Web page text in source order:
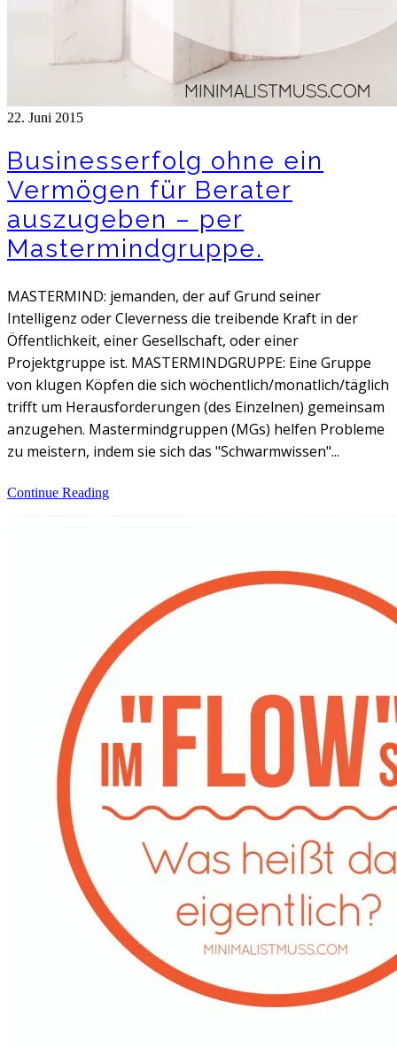
22. Juni 2015
Businesserfolg ohne ein
Vermögen für Berater
auszugeben – per
Mastermindgruppe.
MASTERMIND: jemanden, der auf Grund seiner
Intelligenz oder Cleverness die treibende Kraft in der
Öffentlichkeit, einer Gesellschaft, oder einer
Projektgruppe ist. MASTERMINDGRUPPE: Eine Gruppe
von klugen Köpfen die sich wöchentlich/monatlich/täglich
trifft um Herausforderungen (des Einzelnen) gemeinsam
anzugehen. Mastermindgruppen (MGs) helfen Probleme
zu meistern, indem sie sich das "Schwarmwissen"...
Continue Reading